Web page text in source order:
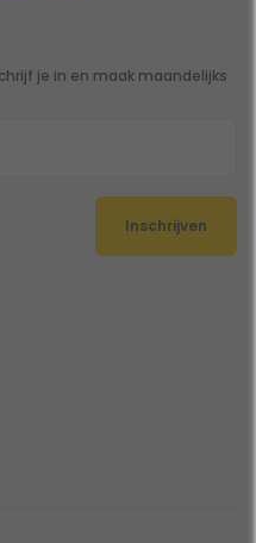
je in en maak maandelijks
Inschrijven